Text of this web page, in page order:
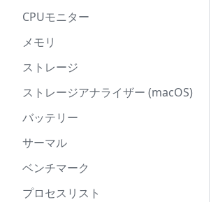
CPUモニター
メモリ
ストレージ
ストレージアナライザー (macOS)
バッテリー
サーマル
ベンチマーク
プロセスリスト